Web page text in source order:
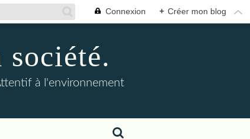
Connexion + Créer mon blog
à l'environnement